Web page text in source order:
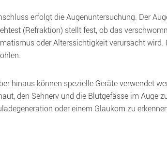
erfolgt die Augenuntersuchung. Der
(Refraktion) stellt fest, ob das
oder Alterssichtigkeit verursacht wird.
hinaus können spezielle Geräte verwendet
den Sehnerv und die Blutgefässe im Auge
oder einem Glaukom zu